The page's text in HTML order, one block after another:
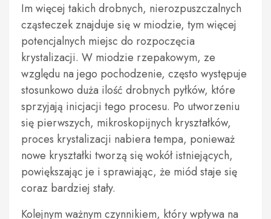
Im więcej takich drobnych, nierozpuszczalnych
cząsteczek znajduje się w miodzie, tym więcej
potencjalnych miejsc do rozpoczęcia
krystalizacji. W miodzie rzepakowym, ze
względu na jego pochodzenie, często występuje
stosunkowo duża ilość drobnych pyłków, które
sprzyjają inicjacji tego procesu. Po utworzeniu
się pierwszych, mikroskopijnych kryształków,
proces krystalizacji nabiera tempa, ponieważ
nowe kryształki tworzą się wokół istniejących,
powiększając je i sprawiając, że miód staje się
coraz bardziej stały.
Kolejnym ważnym czynnikiem, który wpływa na